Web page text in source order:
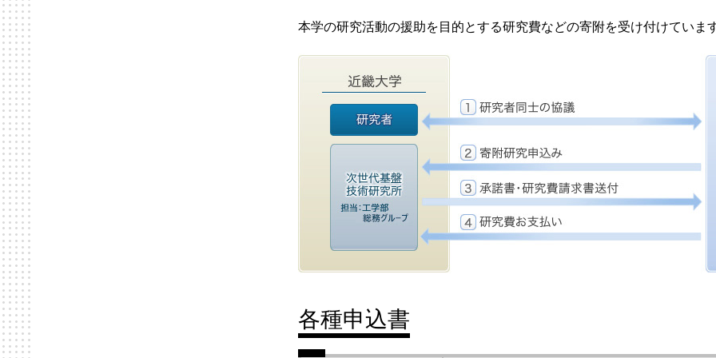
本学の研究活動の援助を目的とする研究費などの寄附を受け付けていま
各種申込書